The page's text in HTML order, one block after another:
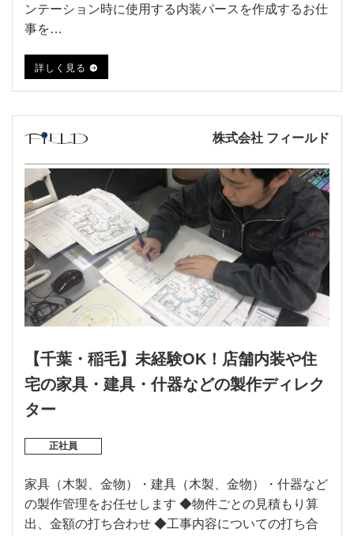
ンテーション時に使用する内装パースを作成するお仕
事を…
詳しく見る
株式会社 フィールド
【千葉・稲毛】未経験OK！店舗内装や住
宅の家具・建具・什器などの製作ディレク
ター
正社員
家具（木製、金物）・建具（木製、金物）・什器など
の製作管理をお任せします ◆物件ごとの見積もり算
出、金額の打ち合わせ ◆工事内容についての打ち合